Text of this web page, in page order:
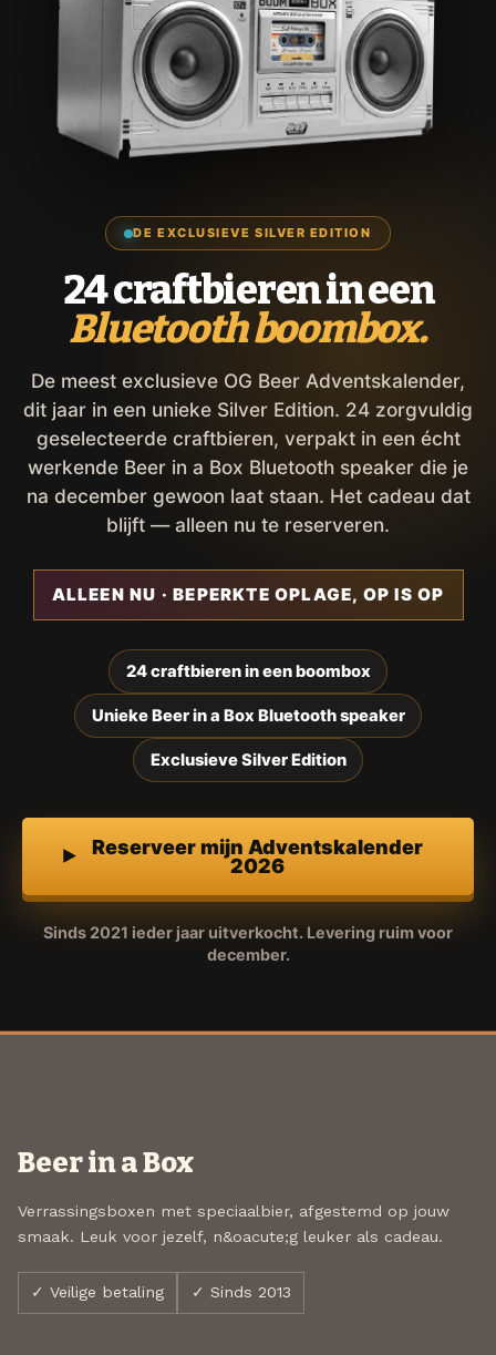
DE EXCLUSIEVE SILVER EDITION
24 craftbieren in een
Bluetooth boombox.
De meest exclusieve OG Beer Adventskalender,
dit jaar in een unieke Silver Edition. 24 zorgvuldig
geselecteerde craftbieren, verpakt in een écht
werkende Beer in a Box Bluetooth speaker die je
na december gewoon laat staan. Het cadeau dat
blijft — alleen nu te reserveren.
ALLEEN NU · BEPERKTE OPLAGE, OP IS OP
24 craftbieren in een boombox
Unieke Beer in a Box Bluetooth speaker
Exclusieve Silver Edition
Reserveer mijn Adventskalender
2026
Sinds 2021 ieder jaar uitverkocht. Levering ruim voor
december.
Beer in a Box
Verrassingsboxen met speciaalbier, afgestemd op jouw
smaak. Leuk voor jezelf, n&oacute;g leuker als cadeau.
✓ Veilige betaling ✓ Sinds 2013